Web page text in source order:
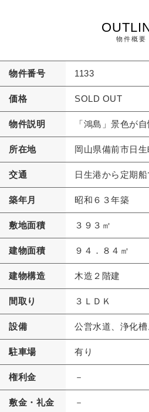
物件概要
物件番号 1133
価格 SOLD OUT
物件説明 「鴻島」景色が
所在地 岡山県備前市日生
交通 日生港から定期
築年月 昭和６３年築
敷地面積 ３９３㎡
建物面積 ９４．８４㎡
建物構造 木造２階建
間取り ３ＬＤＫ
設備 公営水道、浄化
駐車場 有り
権利金 －
敷金・礼金 －